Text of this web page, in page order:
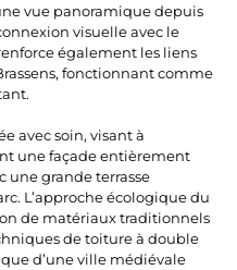
vue panoramique depuis
visuelle avec le
également les liens
fonctionnant comme
avec soin, visant à
une façade entièrement
une grande terrasse
L’approche écologique du
de matériaux traditionnels
de toiture à double
d’une ville médiévale